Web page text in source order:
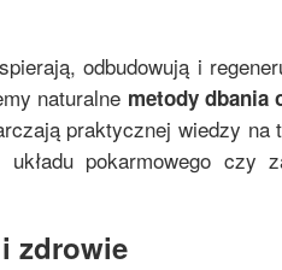
odbudowują i
naturalne metody dbania
praktycznej wiedzy na
pokarmowego czy
zdrowie